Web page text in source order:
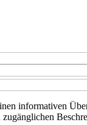
informativen